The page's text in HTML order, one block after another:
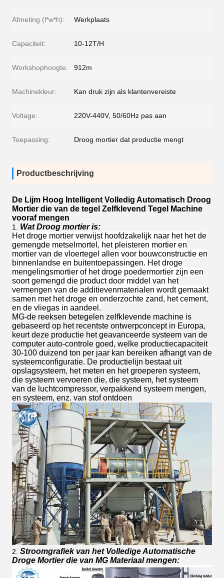
Afmeting (l*w*h): Werkplaats
Capaciteit: 10-12T/H
Workshophoogte: 912m
Machinekleur: Kan druk zijn als klantenvereiste
Voltage: 220V-440V, 50/60Hz pas aan
Toepassing: Droog mortier dat productie mengt
Productbeschrijving
De Lijm Hoog Intelligent Volledig Automatisch Droog
Mortier die van de tegel Zelfklevend Tegel Machine
vooraf mengen
1. Wat Droog mortier is:
Het droge mortier verwijst hoofdzakelijk naar het het de
gemengde metselmortel, het pleisteren mortier en
mortier van de vloertegel allen voor bouwconstructie en
binnenlandse en buitentoepassingen. Het droge
mengelingsmortier of het droge poedermortier zijn een
soort gemengd die product door middel van het
vermengen van de additievenmaterialen wordt gemaakt
samen met het droge en onderzochte zand, het cement,
en de vliegas in aandeel.
MG-de reeksen betegelen zelfklevende machine is
gebaseerd op het recentste ontwerpconcept in Europa,
keurt deze productie het geavanceerde systeem van de
computer auto-controle goed, welke productiecapaciteit
30-100 duizend ton per jaar kan bereiken afhangt van de
systeemconfiguratie. De productielijn bestaat uit
opslagsysteem, het meten en het groeperen systeem,
die systeem vervoeren die, die systeem, het systeem
van de luchtcompressor, verpakkend systeem mengen,
en systeem, enz. van stof ontdoen
2. Stroomgrafiek van het Volledige Automatische
Droge Mortier die van MG Materiaal mengen: